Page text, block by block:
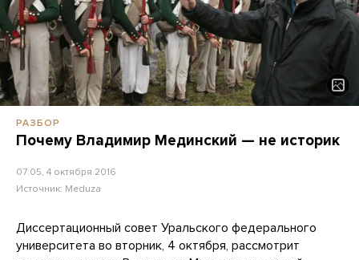
РАЗБОР
Почему Владимир Мединский — не историк
07:05, 4 октября 2016
Источник: Meduza
Диссертационный совет Уральского федерального
университета во вторник, 4 октября, рассмотрит